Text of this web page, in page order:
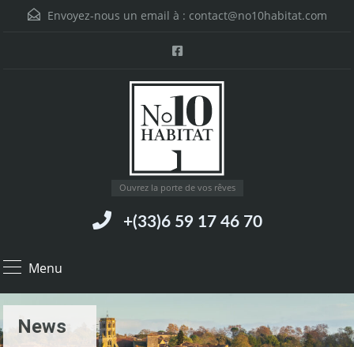
Envoyez-nous un email à : contact@no10habitat.com
Ouvrez la porte de vos rêves
+(33)6 59 17 46 70
Menu
News